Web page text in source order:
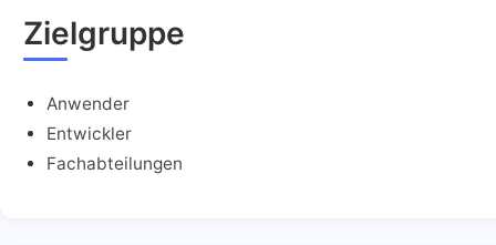
Zielgruppe
Anwender
Entwickler
Fachabteilungen